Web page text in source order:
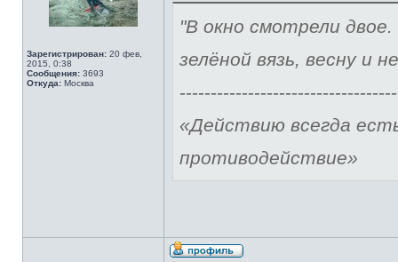
Зарегистрирован: 20 фев,
2015, 0:38
Сообщения: 3693
Откуда: Москва
"В окно смотрели
зелёной вязь, весну и
-----------------------------------
«Действию всегда
противодействие»